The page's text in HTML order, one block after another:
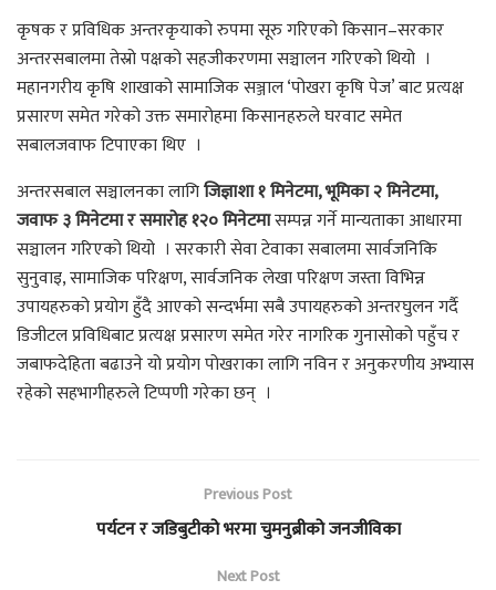
कृषक र प्रविधिक अन्तरकृयाको रुपमा सूरु गरिएको किसान–सरकार
अन्तरसबालमा तेस्रो पक्षको सहजीकरणमा सञ्चालन गरिएको थियो ।
महानगरीय कृषि शाखाको सामाजिक सञ्जाल ‘पोखरा कृषि पेज’ बाट प्रत्यक्ष
प्रसारण समेत गरेको उक्त समारोहमा किसानहरुले घरवाट समेत
सबालजवाफ टिपाएका थिए ।
अन्तरसबाल सञ्चालनका लागिजिज्ञाशा १ मिनेटमा, भूमिका २ मिनेटमा,
जवाफ ३ मिनेटमा र समारोह १२० मिनेटमासम्पन्न गर्ने मान्यताका आधारमा
सञ्चालन गरिएको थियो । सरकारी सेवा टेवाका सबालमा सार्वजनिकि
सुनुवाइ, सामाजिक परिक्षण, सार्वजनिक लेखा परिक्षण जस्ता विभिन्न
उपायहरुको प्रयोग हुँदै आएको सन्दर्भमा सबै उपायहरुको अन्तरघुलन गर्दै
डिजीटल प्रविधिबाट प्रत्यक्ष प्रसारण समेत गरेर नागरिक गुनासोको पहुँच र
जबाफदेहिता बढाउने यो प्रयोग पोखराका लागि नविन र अनुकरणीय अभ्यास
रहेको सहभागीहरुले टिप्पणी गरेका छन् ।
Previous Post
पर्यटन र जडिबुटीको भरमा चुमनुब्रीको जनजीविका
Next Post